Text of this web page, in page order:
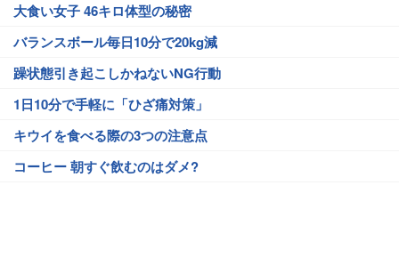
大食い女子 46キロ体型の秘密
バランスボール毎日10分で20kg減
躁状態引き起こしかねないNG行動
1日10分で手軽に「ひざ痛対策」
キウイを食べる際の3つの注意点
コーヒー 朝すぐ飲むのはダメ?